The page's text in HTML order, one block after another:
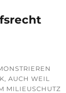
AUCH WEIL
MILIEUSCHUTZ